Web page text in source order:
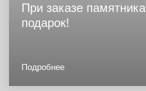
При заказе
подарок!
Подробнее